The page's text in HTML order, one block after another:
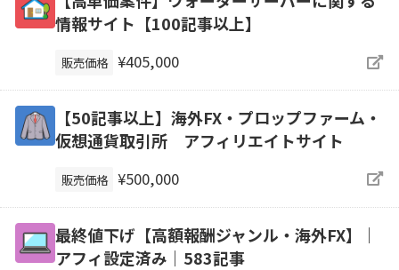
情報サイト【100記事以上】
販売価格 ¥405,000
【50記事以上】海外FX・プロップファーム・
仮想通貨取引所 アフィリエイトサイト
販売価格 ¥500,000
最終値下げ【高額報酬ジャンル・海外FX】｜
アフィ設定済み｜583記事